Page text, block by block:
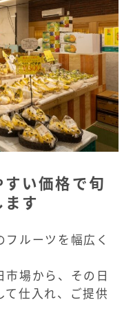
い価格で旬
す
ルーツを幅広く
場から、その日
て仕入れ、ご提供